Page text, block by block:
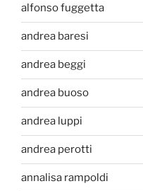
alfonso fuggetta
andrea baresi
andrea beggi
andrea buoso
andrea luppi
andrea perotti
annalisa rampoldi